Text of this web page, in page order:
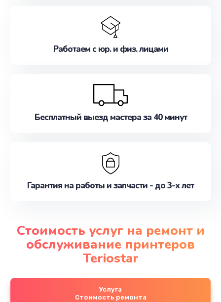
Работаем с юр. и физ. лицами
Бесплатный выезд мастера за 40 минут
Гарантия на работы и запчасти - до 3-х лет
Стоимость услуг на ремонт и
обслуживание принтеров
Teriostar
Услуга
Стоимость ремонта